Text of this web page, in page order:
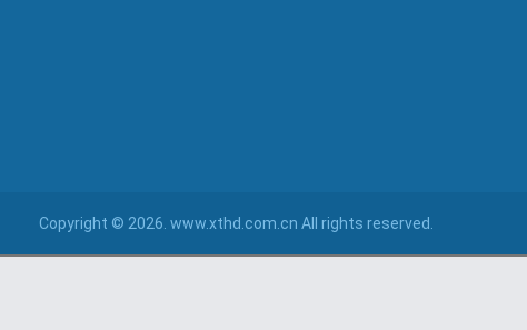
Copyright © 2026. www.xthd.com.cn All rights reserved.